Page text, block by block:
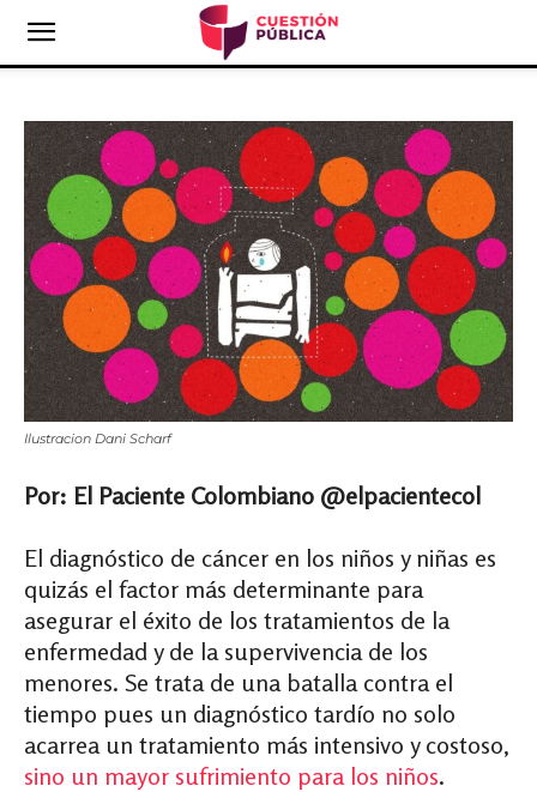
Ilustracion Dani Scharf
Por: El Paciente Colombiano @elpacientecol
El diagnóstico de cáncer en los niños y niñas es
quizás el factor más determinante para
asegurar el éxito de los tratamientos de la
enfermedad y de la supervivencia de los
menores. Se trata de una batalla contra el
tiempo pues un diagnóstico tardío no solo
acarrea un tratamiento más intensivo y costoso,
sino un mayor sufrimiento para los niños.